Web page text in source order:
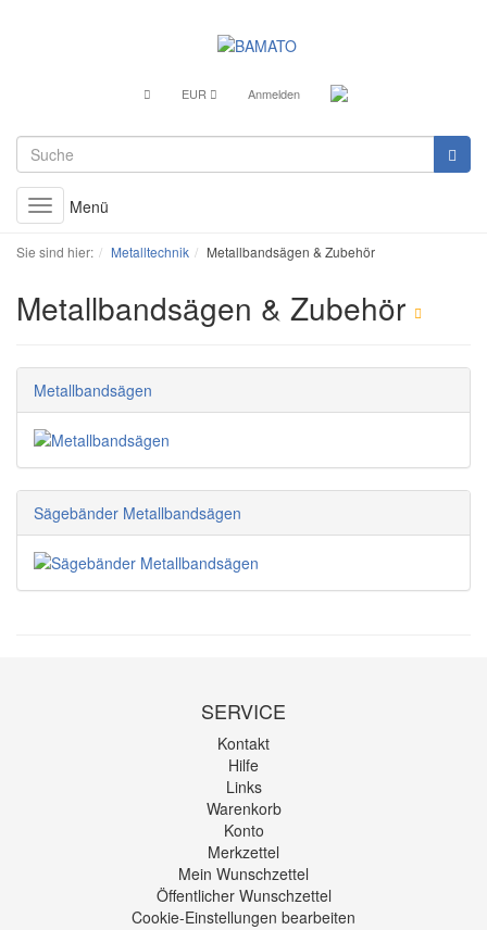
EUR Anmelden
Toggle
navigation
Menü
Sie sind hier: Metalltechnik Metallbandsägen & Zubehör
Metallbandsägen & Zubehör
Metallbandsägen
Sägebänder Metallbandsägen
SERVICE
Kontakt
Hilfe
Links
Warenkorb
Konto
Merkzettel
Mein Wunschzettel
Öffentlicher Wunschzettel
Cookie-Einstellungen bearbeiten